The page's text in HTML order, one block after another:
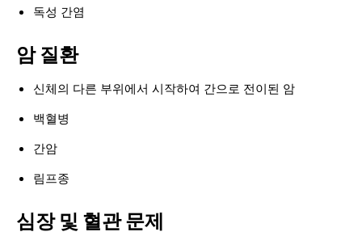
독성 간염
암 질환
신체의 다른 부위에서 시작하여 간으로 전이된 암
백혈병
간암
림프종
심장 및 혈관 문제